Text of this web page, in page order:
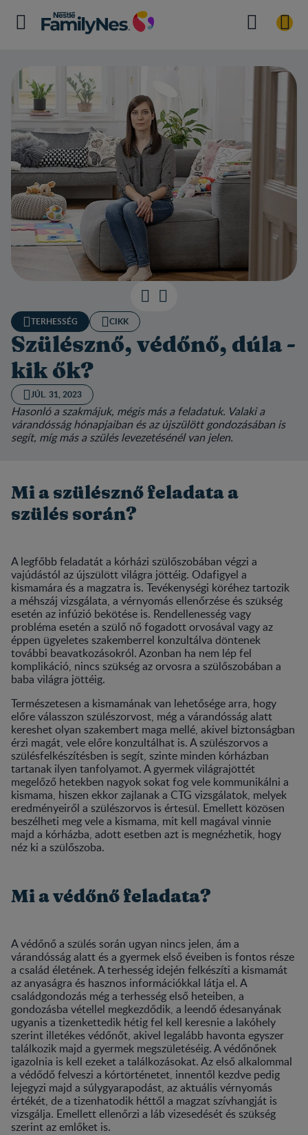
TERHESSÉG CIKK
Szülésznő, védőnő, dúla -
kik ők?
JÚL. 31, 2023
Hasonló a szakmájuk, mégis más a feladatuk. Valaki a
várandósság hónapjaiban és az újszülött gondozásában is
segít, míg más a szülés levezetésénél van jelen.
Mi a szülésznő feladata a
szülés során?
A legfőbb feladatát a kórházi szülőszobában végzi a
vajúdástól az újszülött világra jöttéig. Odafigyel a
kismamára és a magzatra is. Tevékenységi köréhez tartozik
a méhszáj vizsgálata, a vérnyomás ellenőrzése és szükség
esetén az infúzió bekötése is. Rendellenesség vagy
probléma esetén a szülő nő fogadott orvosával vagy az
éppen ügyeletes szakemberrel konzultálva döntenek
további beavatkozásokról. Azonban ha nem lép fel
komplikáció, nincs szükség az orvosra a szülőszobában a
baba világra jöttéig.
Természetesen a kismamának van lehetősége arra, hogy
előre válasszon szülészorvost, még a várandósság alatt
kereshet olyan szakembert maga mellé, akivel biztonságban
érzi magát, vele előre konzultálhat is. A szülészorvos a
szülésfelkészítésben is segít, szinte minden kórházban
tartanak ilyen tanfolyamot. A gyermek világrajöttét
megelőző hetekben nagyok sokat fog vele kommunikálni a
kismama, hiszen ekkor zajlanak a CTG vizsgálatok, melyek
eredményeiről a szülészorvos is értesül. Emellett közösen
beszélheti meg vele a kismama, mit kell magával vinnie
majd a kórházba, adott esetben azt is megnézhetik, hogy
néz ki a szülőszoba.
Mi a védőnő feladata?
A védőnő a szülés során ugyan nincs jelen, ám a
várandósság alatt és a gyermek első éveiben is fontos része
a család életének. A terhesség idején felkészíti a kismamát
az anyaságra és hasznos információkkal látja el. A
családgondozás még a terhesség első heteiben, a
gondozásba vétellel megkezdődik, a leendő édesanyának
ugyanis a tizenkettedik hétig fel kell keresnie a lakóhely
szerint illetékes védőnőt, akivel legalább havonta egyszer
találkozik majd a gyermek megszületéséig. A védőnőnek
igazolnia is kell ezeket a találkozásokat. Az első alkalommal
a védődő felveszi a kórtörténetet, innentől kezdve pedig
lejegyzi majd a súlygyarapodást, az aktuális vérnyomás
értékét, de a tizenhatodik héttől a magzat szívhangját is
vizsgálja. Emellett ellenőrzi a láb vizesedését és szükség
szerint az emlőket is.